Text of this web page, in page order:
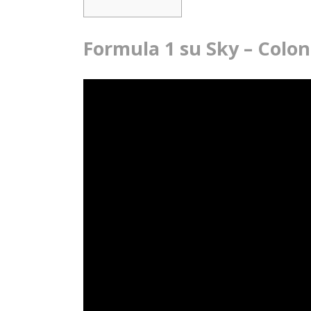
Formula 1 su Sky –